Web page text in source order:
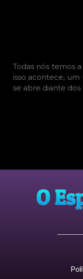
Todas nós temos
isso acontece, um
se abre diante dos